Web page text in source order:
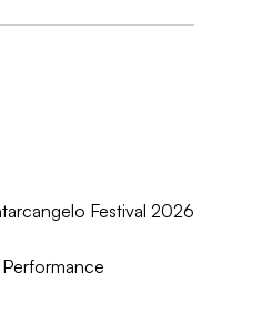
Festival 2026
Performance